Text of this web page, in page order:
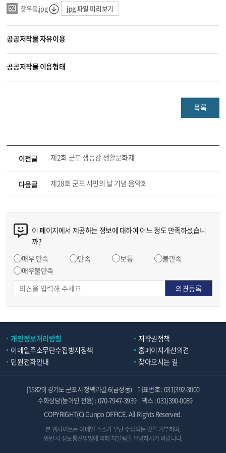
찾우음.jpg jpg 파일 미리보기
공공저작물 자유이용
공공저작물 이용형태
목록
이전글 제2회 군포 생동감 생활문화제
다음글 제28회 군포 시민의 날 기념 음악회
이 페이지에서 제공하는 정보에 대하여 어느 정도 만족하셨습니
까?
매우 만족
만족 보통
불만족
매우불만족
개인정보처리방침
저작권정책
이메일주소무단수집방지정책
홈페이지개선의견
민원전화안내
찾아오시는 길
[15829] 경기도 군포시 청백리길 6(금정동)
대표번호 : 031)392-3000
수화상담(농아인 전용) : 070-7947-3939 팩스 : 031)390-0089
COPYRIGHT(C) Gunpo OFFICE. All Rights Reserved.
본 웹사이트는 이메일 주소가 무단 수집되는 것을 거부하며,
위반 시 정보통신망법에 의해 처벌됨을 유념하시기 바랍니다.